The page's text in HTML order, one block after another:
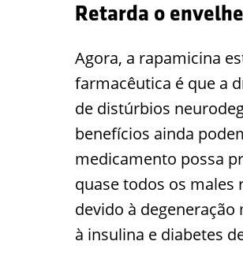
Retarda o
Agora, a rapamicina
farmacêutica é que a
de distúrbios
benefícios ainda
medicamento possa
quase todos os males
devido à
à insulina e diabetes